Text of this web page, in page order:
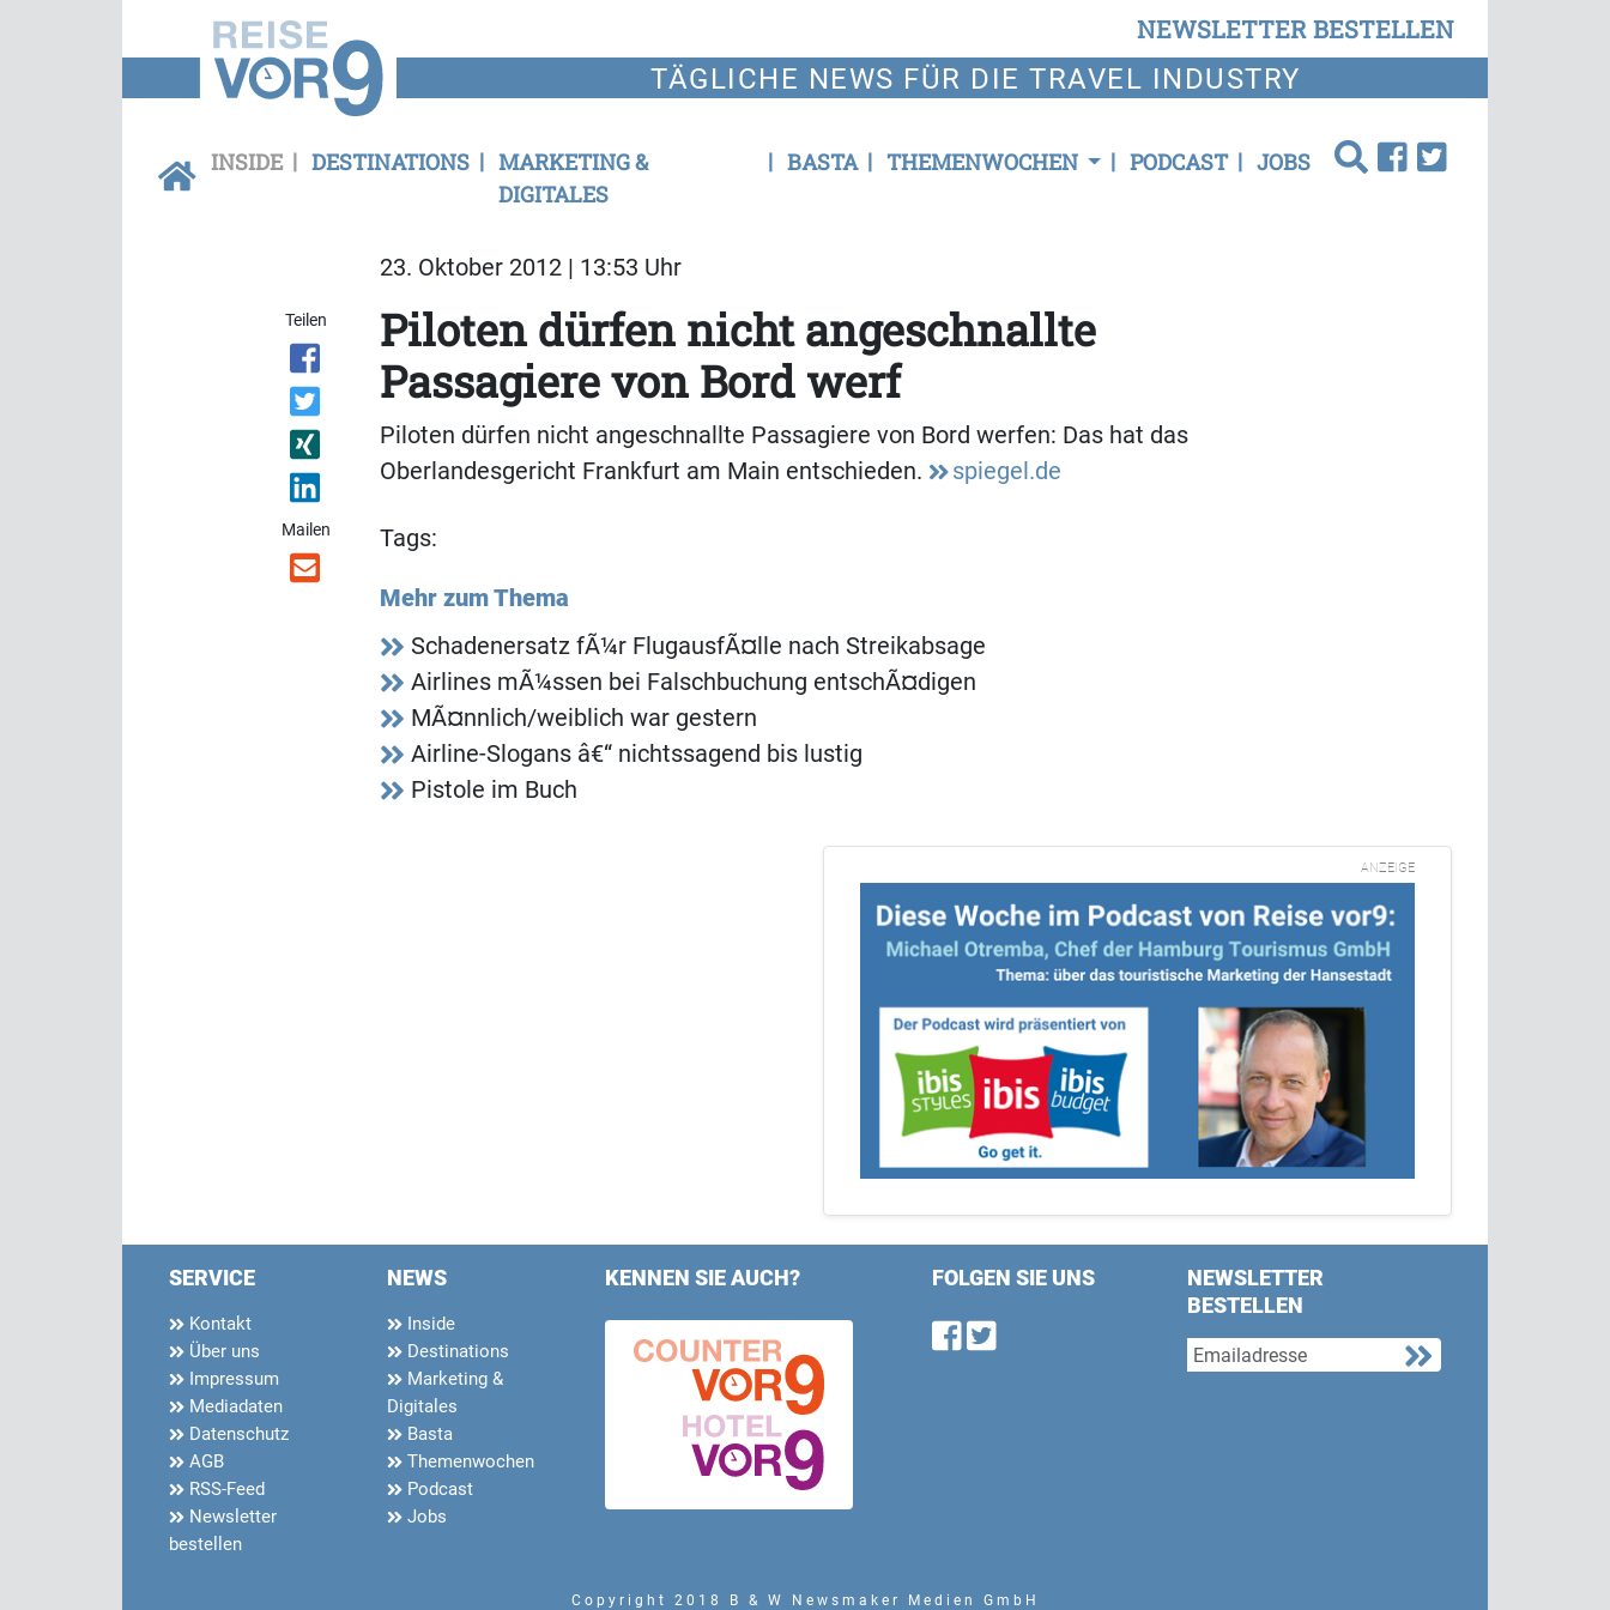
NEWSLETTER BESTELLEN
TÄGLICHE NEWS FÜR DIE TRAVEL INDUSTRY
INSIDE DESTINATIONS
MARKETING &
DIGITALES
BASTA THEMENWOCHEN PODCAST JOBS
23. Oktober 2012 | 13:53 Uhr
Teilen
Mailen
Piloten dürfen nicht angeschnallte
Passagiere von Bord werf
Piloten dürfen nicht angeschnallte Passagiere von Bord werfen: Das hat das
Oberlandesgericht Frankfurt am Main entschieden.
spiegel.de
Tags:
Mehr zum Thema
Schadenersatz fÃ¼r FlugausfÃ¤lle nach Streikabsage
Airlines mÃ¼ssen bei Falschbuchung entschÃ¤digen
MÃ¤nnlich/weiblich war gestern
Airline-Slogans â€“ nichtssagend bis lustig
Pistole im Buch
ANZEIGE
SERVICE
Kontakt
Über uns
Impressum
Mediadaten
Datenschutz
AGB
RSS-Feed
Newsletter
bestellen
NEWS
Inside
Destinations
Marketing &
Digitales
Basta
Themenwochen
Podcast
Jobs
KENNEN SIE AUCH? FOLGEN SIE UNS
Find us on Facebook
Follow us on Twitter
NEWSLETTER
BESTELLEN
Copyright 2018 B & W Newsmaker Medien GmbH